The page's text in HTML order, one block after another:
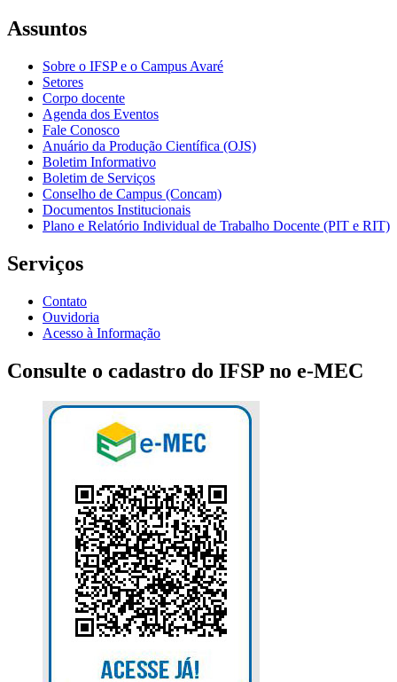
Assuntos
Sobre o IFSP e o Campus Avaré
Setores
Corpo docente
Agenda dos Eventos
Fale Conosco
Anuário da Produção Científica (OJS)
Boletim Informativo
Boletim de Serviços
Conselho de Campus (Concam)
Documentos Institucionais
Plano e Relatório Individual de Trabalho Docente (PIT e RIT)
Serviços
Contato
Ouvidoria
Acesso à Informação
Consulte o cadastro do IFSP no e-MEC